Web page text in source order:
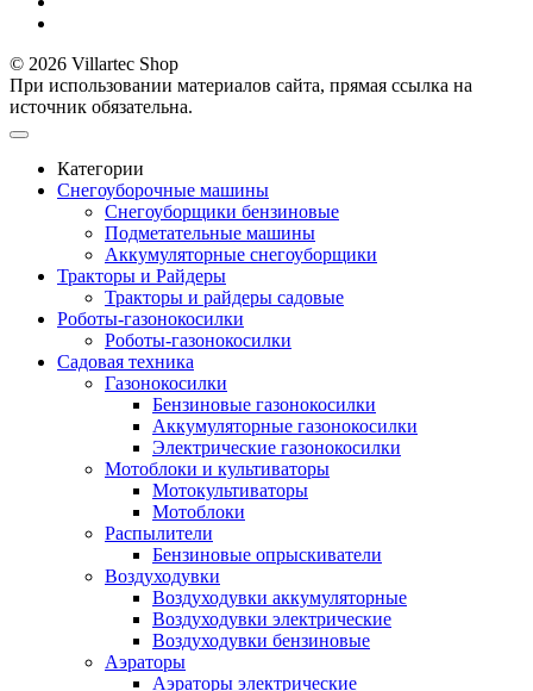
© 2026 Villartec Shop
При использовании материалов сайта, прямая ссылка на
источник обязательна.
Категории
Снегоуборочные машины
Снегоуборщики бензиновые
Подметательные машины
Аккумуляторные снегоуборщики
Тракторы и Райдеры
Тракторы и райдеры садовые
Роботы-газонокосилки
Роботы-газонокосилки
Садовая техника
Газонокосилки
Бензиновые газонокосилки
Аккумуляторные газонокосилки
Электрические газонокосилки
Мотоблоки и культиваторы
Мотокультиваторы
Мотоблоки
Распылители
Бензиновые опрыскиватели
Воздуходувки
Воздуходувки аккумуляторные
Воздуходувки электрические
Воздуходувки бензиновые
Аэраторы
Аэраторы электрические